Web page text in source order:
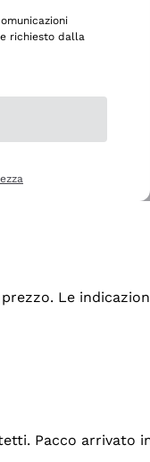
Le
Pacco arrivato
richiesto dalla